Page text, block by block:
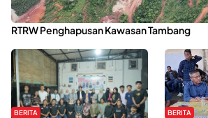
Kabaena Menanti Kepastian Pemulihan
RTRW Penghapusan Kawasan Tambang
BERITA BERITA